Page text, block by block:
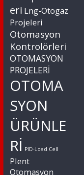
eri Lng-Otogaz
Projeleri
Otomasyon
Kontrolörleri
OTOMASYON
PROJELERİ
OTOMA
SYON
ÜRÜNLE
Rİ PID-Load Cell
Plent
Otomasyon